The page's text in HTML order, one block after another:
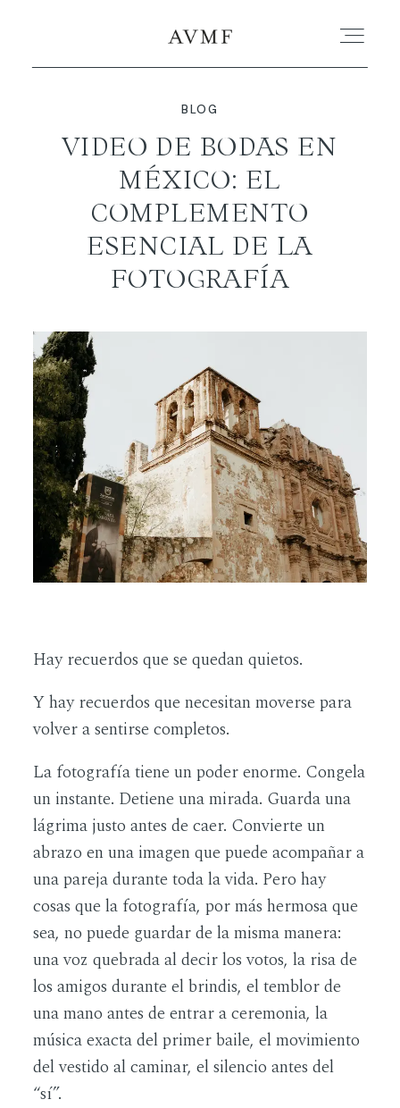
HISTORIAS
ACERCA
CONTACTO
ES
BLOG
VIDEO DE BODAS EN
MÉXICO: EL
COMPLEMENTO
ESENCIAL DE LA
FOTOGRAFÍA
Hay recuerdos que se quedan quietos.
Y hay recuerdos que necesitan moverse para
volver a sentirse completos.
La fotografía tiene un poder enorme. Congela
un instante. Detiene una mirada. Guarda una
lágrima justo antes de caer. Convierte un
abrazo en una imagen que puede acompañar a
una pareja durante toda la vida. Pero hay
cosas que la fotografía, por más hermosa que
sea, no puede guardar de la misma manera:
una voz quebrada al decir los votos, la risa de
los amigos durante el brindis, el temblor de
una mano antes de entrar a ceremonia, la
música exacta del primer baile, el movimiento
del vestido al caminar, el silencio antes del
“sí”.